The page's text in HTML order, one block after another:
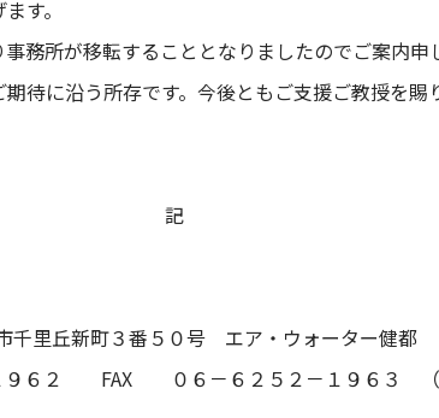
す。
務所が移転することとなりましたのでご案内申
待に沿う所存です。今後ともご支援ご教授を賜
記
町３番５０号 エア・ウォーター健都
２ FAX ０６－６２５２－１９６３ （